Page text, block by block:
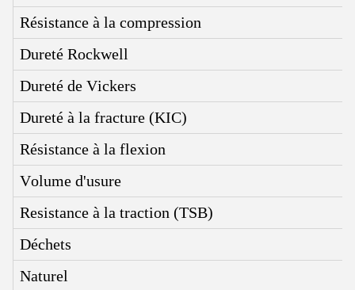
Résistance à la compression
Dureté Rockwell
Dureté de Vickers
Dureté à la fracture (KIC)
Résistance à la flexion
Volume d'usure
Resistance à la traction (TSB)
Déchets
Naturel